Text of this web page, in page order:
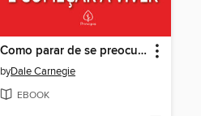
Como parar de se preocupar e começar a viver
byDale Carnegie
EBOOK